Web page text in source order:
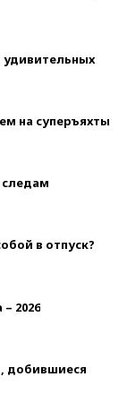
удивительных
на суперъяхты
в отпуск?
2026
добившиеся